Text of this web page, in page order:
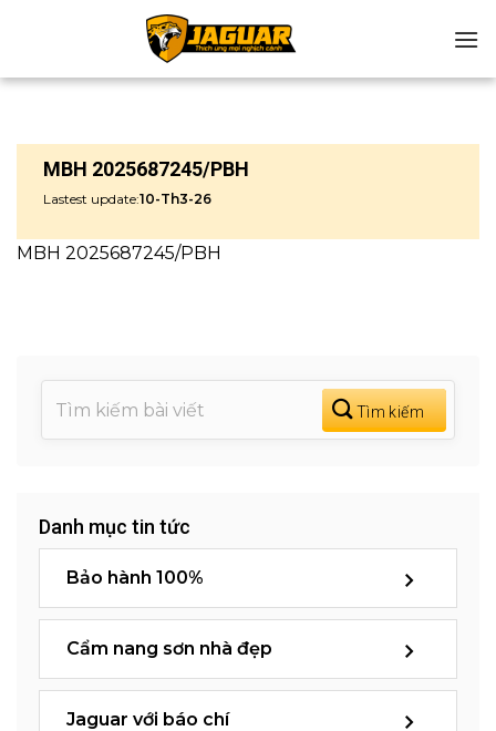
MBH 2025687245/PBH
Lastest update:10-Th3-26
MBH 2025687245/PBH
Danh mục tin tức
Bảo hành 100%
Cẩm nang sơn nhà đẹp
Jaguar với báo chí